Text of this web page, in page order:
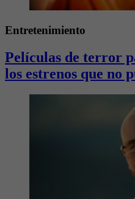
Entretenimiento
Películas de terror
los estrenos que no